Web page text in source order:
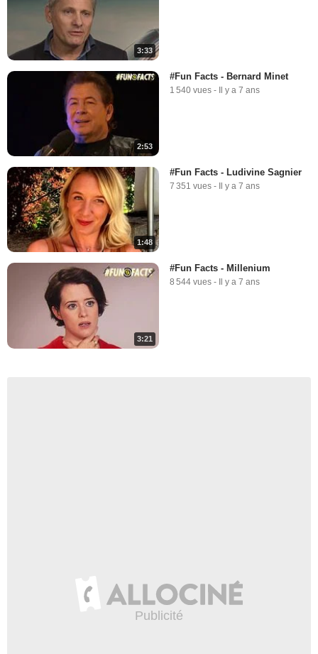
3:33
2:53
#Fun Facts - Bernard Minet
1 540 vues - Il y a 7 ans
1:48
#Fun Facts - Ludivine Sagnier
7 351 vues - Il y a 7 ans
3:21
#Fun Facts - Millenium
8 544 vues - Il y a 7 ans